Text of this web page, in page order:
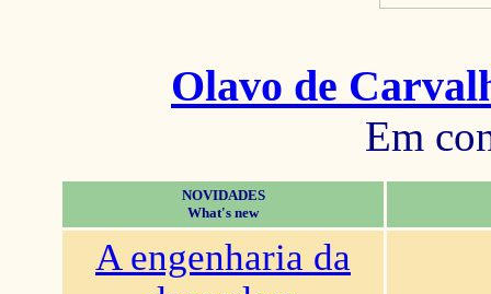
Olavo de
Em
NOVIDADES
What's new
A engenharia da